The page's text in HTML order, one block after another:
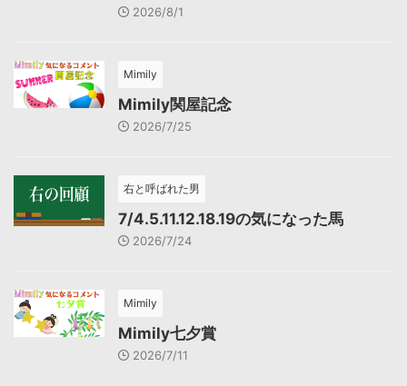
2026/8/1
Mimily
Mimily関屋記念
2026/7/25
右と呼ばれた男
7/4.5.11.12.18.19の気になった馬
2026/7/24
Mimily
Mimily七夕賞
2026/7/11